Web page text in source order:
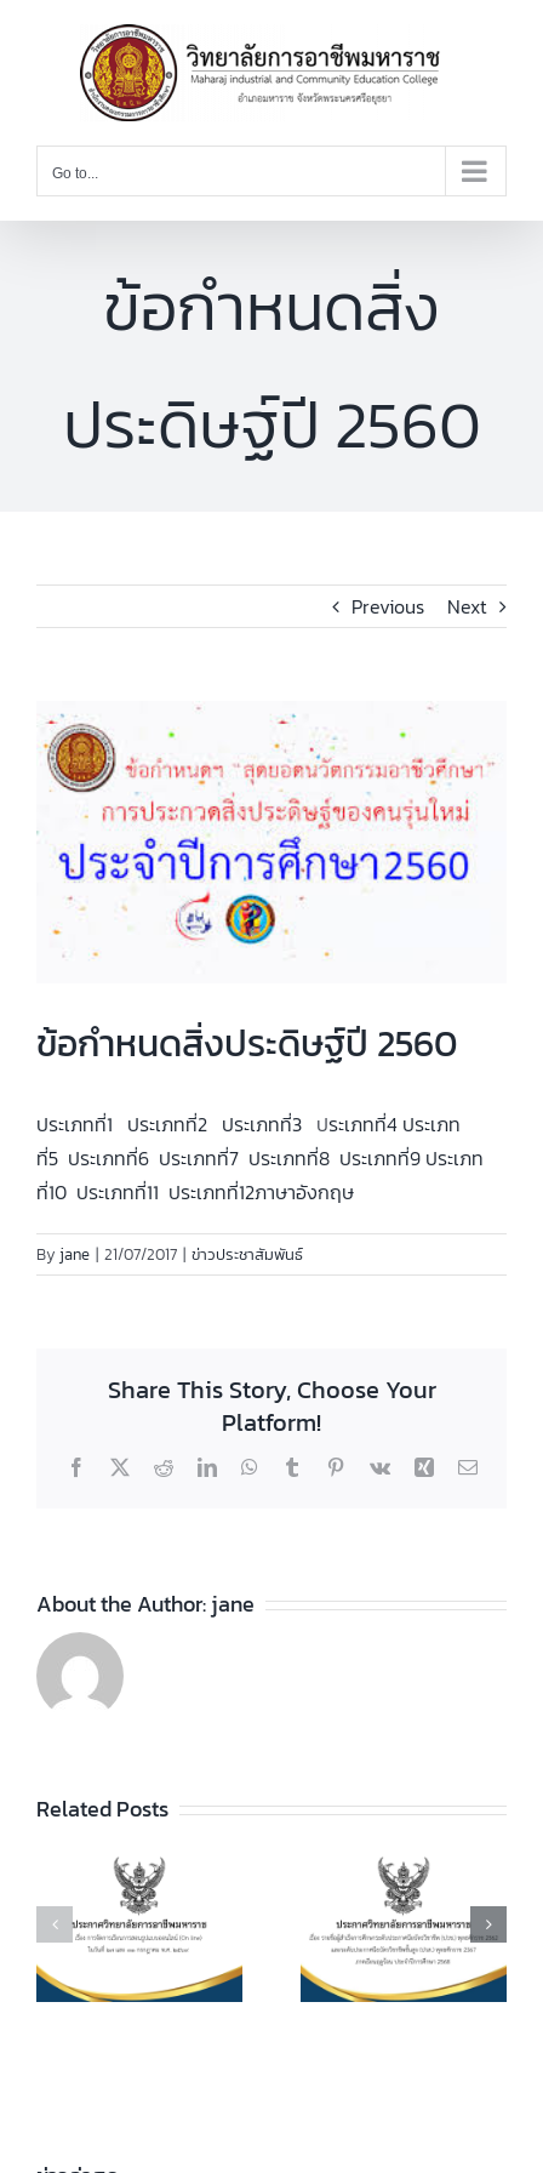
Go to...
ข้อกำหนดสิ่ง
ประดิษฐ์ปี 2560
Previous Next
View
Larger
Image
ข้อกำหนดสิ่งประดิษฐ์ปี 2560
ประเภทที่1 ประเภทที่2 ประเภทที่3 ประเภทที่4 ประเภท
ที่5 ประเภทที่6 ประเภทที่7 ประเภทที่8 ประเภทที่9 ประเภท
ที่10 ประเภทที่11 ประเภทที่12ภาษาอังกฤษ
By jane | 21/07/2017 | ข่าวประชาสัมพันธ์
Share This Story, Choose Your
Platform!
Facebook
X RedditLinkedInWhatsApp
TumblrPinterest
Vk Xing Email
About the Author:jane
Related Postsศึกษาระดับ
ประกาศนียบัตร
วิชาชีพ (ปวช.)
พุทธศักราช
2562 และระดับ
ประกาศนียบัตร
ประกาศวิทยา
กำหนดการ และ
อัตราการจัดเก็บ
ค่าบำรุงการ
ศึกษา ค่า
หน่วยกิตรายวิชา